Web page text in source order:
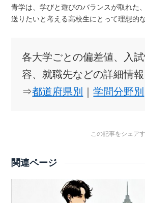
青学は、学びと遊びのバランスが取れた
送りたいと考える高校生にとって理想的
各大学ごとの偏差値、入
容、就職先などの詳細情報
⇒都道府県別 ｜学問分野別
この記事をシェア
関連ページ